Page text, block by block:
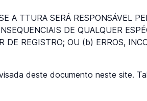
A TTURA SERÁ RESPONSÁVEL
DE QUALQUER
DE REGISTRO; OU (b) ERROS,
deste documento neste site.